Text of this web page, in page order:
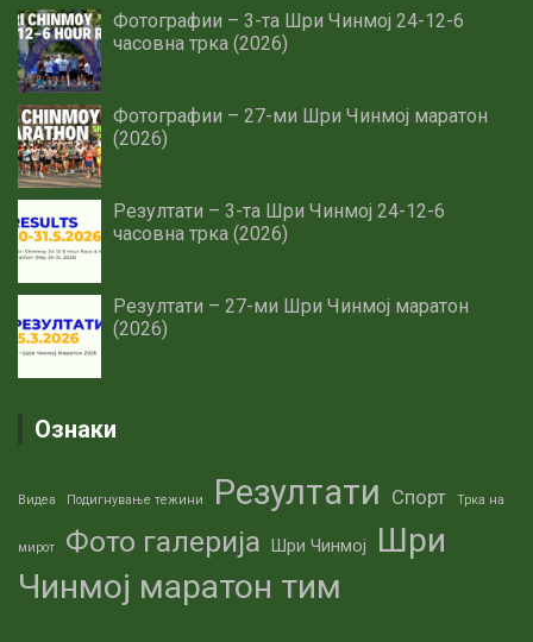
Фотографии – 3-та Шри Чинмој 24-12-6
часовна трка (2026)
Фотографии – 27-ми Шри Чинмој маратон
(2026)
Резултати – 3-та Шри Чинмој 24-12-6
часовна трка (2026)
Резултати – 27-ми Шри Чинмој маратон
(2026)
Ознаки
Видеа Подигнување тежини Резултати Спорт Трка на
мирот Фото галерија Шри Чинмој
Шри
Чинмој маратон тим